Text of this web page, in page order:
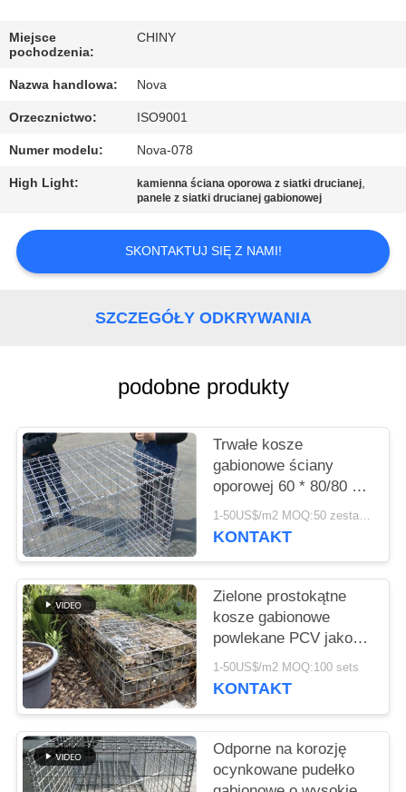
WYCIECZKA
PO
KONTROLA
JAKOŚCI
SKONTAKTUJ
SIĘ
NOWOŚCI
SPRAWY
SITEMAP
POLITYKA
PRYWATNOŚCI
Miejsce
pochodzenia:
CHINY
Nazwa handlowa: Nova
Orzecznictwo: ISO9001
Numer modelu: Nova-078
High Light: kamienna ściana oporowa z siatki drucianej,
panele z siatki drucianej gabionowej
SKONTAKTUJ SIĘ Z NAMI!
SZCZEGÓŁY ODKRYWANIA
podobne produkty
Trwałe kosze
gabionowe ściany
oporowej 60 * 80/80 *
100 Mm Łatwy w
instalacji
1-50US$/m2 MOQ:50 zestawów
KONTAKT
Zielone prostokątne
kosze gabionowe
powlekane PCV jako
dekoracja ogrodowa
1-50US$/m2 MOQ:100 sets
KONTAKT
Odporne na korozję
ocynkowane pudełko